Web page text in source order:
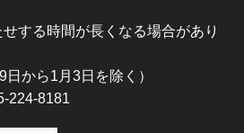
する時間が長くなる場合があり
日から1月3日を除く）
224-8181